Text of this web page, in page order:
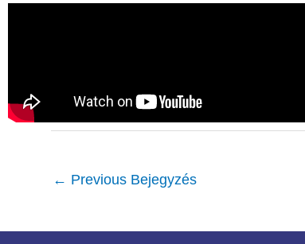
← Previous Bejegyzés